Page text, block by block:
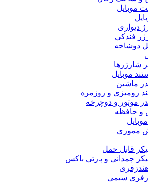
موبایل
دیواری
فندکی
دوشاخه
شارژرها
موبایل
ماشین
رومیزی و روزمره
موتور و دوچرخه
و حافظه
مموری
قابل حمل
چمدانی و پارتی باکس
سیمی